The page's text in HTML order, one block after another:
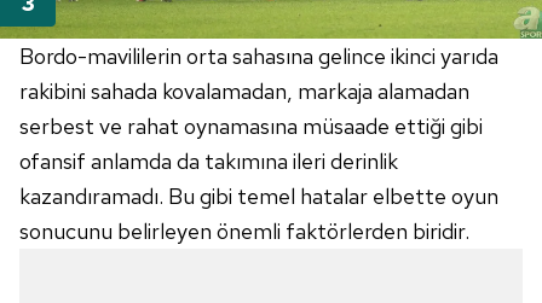
Bordo-mavililerin orta sahasına gelince ikinci yarıda
rakibini sahada kovalamadan, markaja alamadan
serbest ve rahat oynamasına müsaade ettiği gibi
ofansif anlamda da takımına ileri derinlik
kazandıramadı. Bu gibi temel hatalar elbette oyun
sonucunu belirleyen önemli faktörlerden biridir.